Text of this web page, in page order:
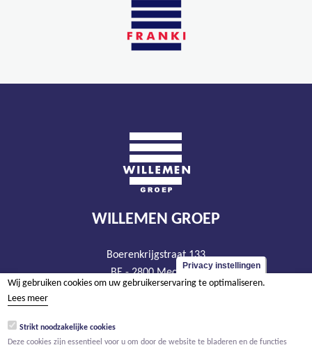
WILLEMEN GROEP
Boerenkrijgstraat 133
BE - 2800 Mechelen
tel +32 15 569 965
BTW BE 0466.256.432
Privacy instellingen
Wij gebruiken cookies om uw gebruikerservaring te optimaliseren.
Lees meer
Strikt noodzakelijke cookies
Deze cookies zijn essentieel voor u om door de website te bladeren en de functies